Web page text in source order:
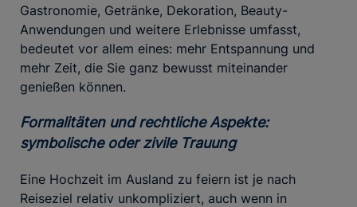
Gastronomie, Getränke, Dekoration, Beauty-
Anwendungen und weitere Erlebnisse umfasst,
bedeutet vor allem eines: mehr Entspannung und
mehr Zeit, die Sie ganz bewusst miteinander
genießen können.
Formalitäten und rechtliche Aspekte:
symbolische oder zivile Trauung
Eine Hochzeit im Ausland zu feiern ist je nach
Reiseziel relativ unkompliziert, auch wenn in